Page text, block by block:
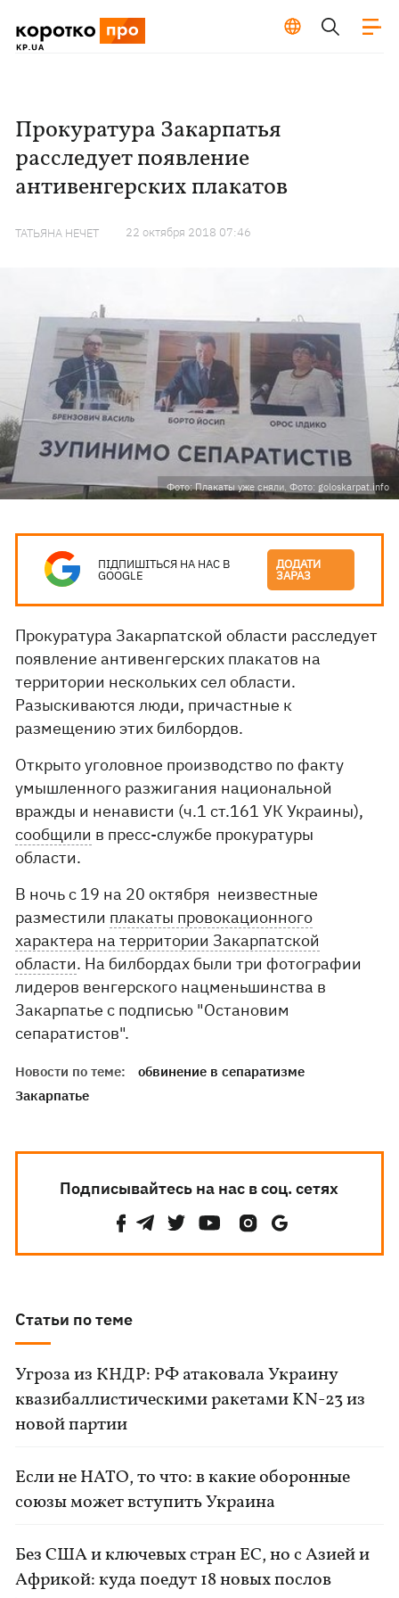
Прокуратура Закарпатья
расследует появление
антивенгерских плакатов
ТАТЬЯНА НЕЧЕТ 22 октября 2018 07:46
Фото: Плакаты уже сняли. Фото: goloskarpat.info
ПІДПИШІТЬСЯ НА НАС В
GOOGLE
ДОДАТИ
ЗАРАЗ
Прокуратура Закарпатской области расследует
появление антивенгерских плакатов на
территории нескольких сел области.
Разыскиваются люди, причастные к
размещению этих билбордов.
Открыто уголовное производство по факту
умышленного разжигания национальной
вражды и ненависти (ч.1 ст.161 УК Украины),
сообщили в пресс-службе прокуратуры
области.
В ночь с 19 на 20 октября неизвестные
разместили плакаты провокационного
характера на территории Закарпатской
области. На билбордах были три фотографии
лидеров венгерского нацменьшинства в
Закарпатье с подписью "Остановим
сепаратистов".
Новости по теме:
обвинение в сепаратизме
Закарпатье
Подписывайтесь на нас в соц. сетях
Статьи по теме
Угроза из КНДР: РФ атаковала Украину
квазибаллистическими ракетами KN-23 из
новой партии
Если не НАТО, то что: в какие оборонные
союзы может вступить Украина
Без США и ключевых стран ЕС, но с Азией и
Африкой: куда поедут 18 новых послов